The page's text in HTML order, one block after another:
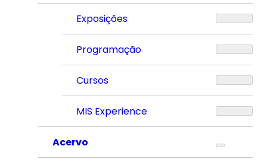
Exposições
Programação
Cursos
MIS Experience
Acervo